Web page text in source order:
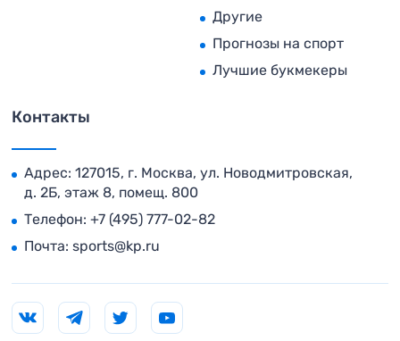
Другие
Прогнозы на спорт
Лучшие букмекеры
Контакты
Адрес: 127015, г. Москва, ул. Новодмитровская,
д. 2Б, этаж 8, помещ. 800
Телефон: +7 (495) 777-02-82
Почта: sports@kp.ru